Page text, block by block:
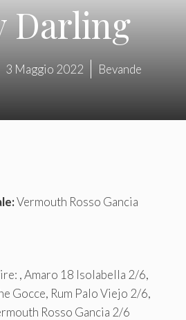
Darling
3 Maggio 2022 Bevande
Vermouth Rosso Gancia
, Amaro 18 Isolabella 2/6,
Gocce, Rum Palo Viejo 2/6,
Rosso Gancia 2/6